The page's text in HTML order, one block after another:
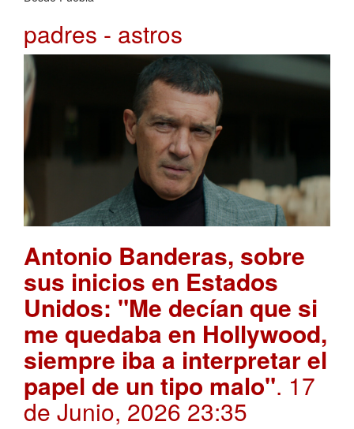
padres - astros
Antonio Banderas, sobre
sus inicios en Estados
Unidos: "Me decían que si
me quedaba en Hollywood,
siempre iba a interpretar el
papel de un tipo malo". 17
de Junio, 2026 23:35